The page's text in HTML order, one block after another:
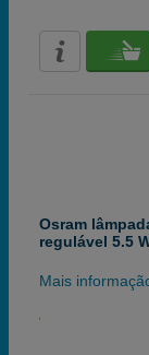
Osram
regulável 5.5
Mais